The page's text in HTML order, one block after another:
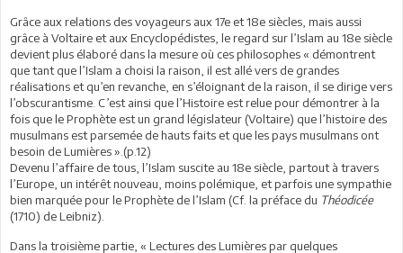
Grâce aux relations des voyageurs aux 17e et 18e siècles, mais aussi
grâce à Voltaire et aux Encyclopédistes, le regard sur l’Islam au 18e siècle
devient plus élaboré dans la mesure où ces philosophes « démontrent
que tant que l’Islam a choisi la raison, il est allé vers de grandes
réalisations et qu’en revanche, en s’éloignant de la raison, il se dirige vers
l’obscurantisme. C’est ainsi que l’Histoire est relue pour démontrer à la
fois que le Prophète est un grand législateur (Voltaire) que l’histoire des
musulmans est parsemée de hauts faits et que les pays musulmans ont
besoin de Lumières ».(p.12)
Devenu l’affaire de tous, l’Islam suscite au 18e siècle, partout à travers
l’Europe, un intérêt nouveau, moins polémique, et parfois une sympathie
bien marquée pour le Prophète de l’Islam (Cf. la préface du Théodicée
(1710) de Leibniz).
Dans la troisième partie, « Lectures des Lumières par quelques